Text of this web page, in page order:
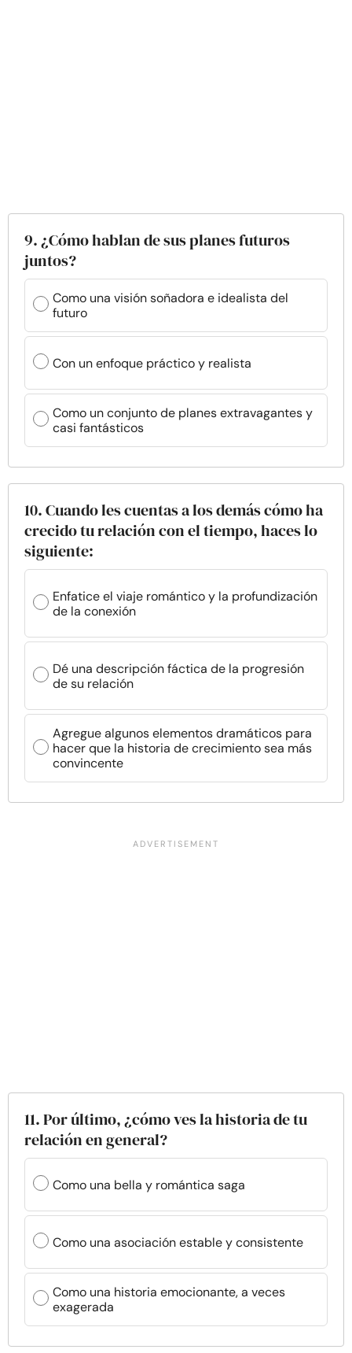
9. ¿Cómo hablan de sus planes futuros
juntos?
Como una visión soñadora e idealista del
futuro
Con un enfoque práctico y realista
Como un conjunto de planes extravagantes y
casi fantásticos
10. Cuando les cuentas a los demás cómo ha
crecido tu relación con el tiempo, haces lo
siguiente:
Enfatice el viaje romántico y la profundización
de la conexión
Dé una descripción fáctica de la progresión
de su relación
Agregue algunos elementos dramáticos para
hacer que la historia de crecimiento sea más
convincente
11. Por último, ¿cómo ves la historia de tu
relación en general?
Como una bella y romántica saga
Como una asociación estable y consistente
Como una historia emocionante, a veces
exagerada